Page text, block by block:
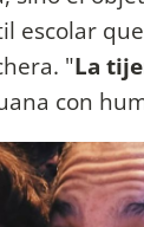
escolar
"La
con